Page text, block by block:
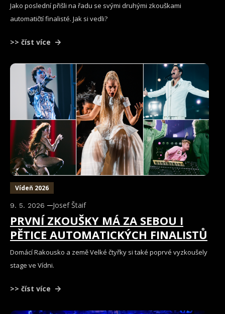
Jako poslední přišli na řadu se svými druhými zkouškami
automatičtí finalisté. Jak si vedli?
>> číst více
Vídeň 2026
9. 5. 2026 Josef Štaif
PRVNÍ ZKOUŠKY MÁ ZA SEBOU I
PĚTICE AUTOMATICKÝCH FINALISTŮ
Domácí Rakousko a země Velké čtyřky si také poprvé vyzkoušely
stage ve Vídni.
>> číst více